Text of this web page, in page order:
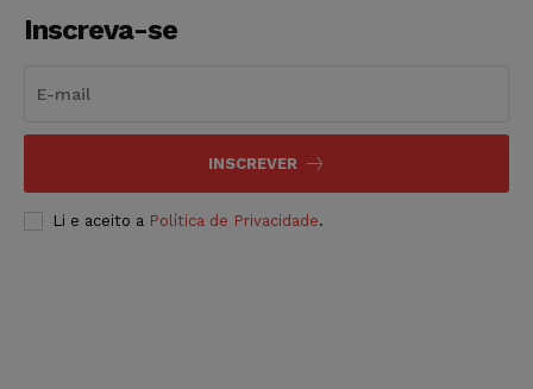
Inscreva-se
INSCREVER
Li e aceito a Política de Privacidade.